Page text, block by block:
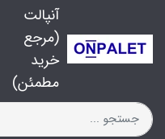
آنپالت
(مرجع
خرید
مطمئن)